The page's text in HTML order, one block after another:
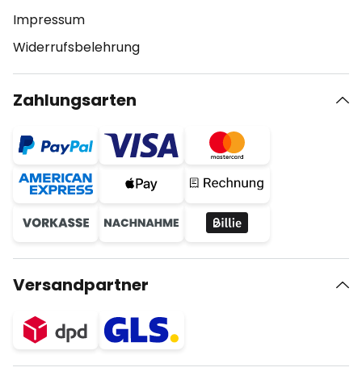
Impressum
Widerrufsbelehrung
Zahlungsarten
Versandpartner